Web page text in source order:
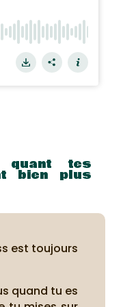
quant tes
bien plus
est toujours
quand tu es